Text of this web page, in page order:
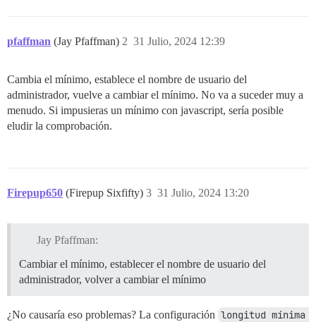
pfaffman (Jay Pfaffman) 31 Julio, 2024 12:39
2
Cambia el mínimo, establece el nombre de usuario del
administrador, vuelve a cambiar el mínimo. No va a suceder muy a
menudo. Si impusieras un mínimo con javascript, sería posible
eludir la comprobación.
Firepup650 (Firepup Sixfifty) 31 Julio, 2024 13:20
3
Jay Pfaffman:
Cambiar el mínimo, establecer el nombre de usuario del
administrador, volver a cambiar el mínimo
¿No causaría eso problemas? La configuración longitud mínima